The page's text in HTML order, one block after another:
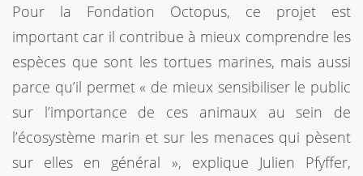
Pour la Fondation Octopus, ce projet est
important car il contribue à mieux comprendre les
espèces que sont les tortues marines, mais aussi
parce qu’il permet « de mieux sensibiliser le public
sur l’importance de ces animaux au sein de
l’écosystème marin et sur les menaces qui pèsent
sur elles en général », explique Julien Pfyffer,